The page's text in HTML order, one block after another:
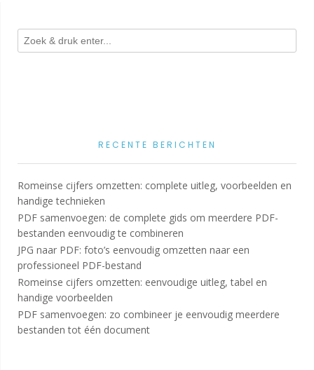
RECENTE BERICHTEN
Romeinse cijfers omzetten: complete uitleg, voorbeelden en
handige technieken
PDF samenvoegen: de complete gids om meerdere PDF-
bestanden eenvoudig te combineren
JPG naar PDF: foto’s eenvoudig omzetten naar een
professioneel PDF-bestand
Romeinse cijfers omzetten: eenvoudige uitleg, tabel en
handige voorbeelden
PDF samenvoegen: zo combineer je eenvoudig meerdere
bestanden tot één document